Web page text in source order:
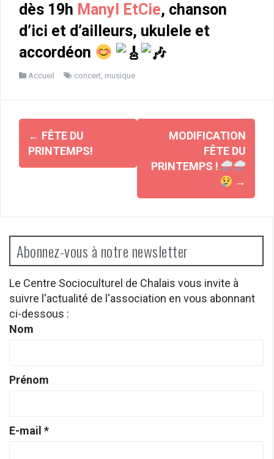
dès 19h Manyl EtCie, chanson
d’ici et d’ailleurs, ukulele et
accordéon
Accueil concert, musique
Navigation
d'article
← FÊTE DU
PRINTEMPS!
MODIFICATION
FÊTE DU
PRINTEMPS !
→
Abonnez-vous à notre newsletter
Le Centre Socioculturel de Chalais vous invite à
suivre l'actualité de l'association en vous abonnant
ci-dessous :
Nom
Prénom
E-mail *